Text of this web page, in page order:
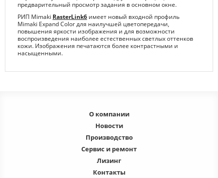
предварительный просмотр задания в основном окне.
РИП Mimaki RasterLink6 имеет новый входной профиль
Mimaki Expand Color для наилучшей цветопередачи,
повышения яркости изображения и для возможности
воспроизведения наиболее естественных светлых оттенков
кожи. Изображения печатаются более контрастными и
насыщенными.
О компании
Новости
Производство
Сервис и ремонт
Лизинг
Контакты